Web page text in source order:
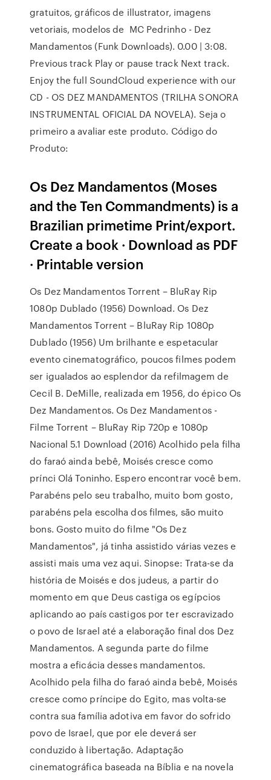
gratuitos, gráficos de illustrator, imagens
vetoriais, modelos de MC Pedrinho - Dez
Mandamentos (Funk Downloads). 0.00 | 3:08.
Previous track Play or pause track Next track.
Enjoy the full SoundCloud experience with our
CD - OS DEZ MANDAMENTOS (TRILHA SONORA
INSTRUMENTAL OFICIAL DA NOVELA). Seja o
primeiro a avaliar este produto. Código do
Produto:
Os Dez Mandamentos (Moses
and the Ten Commandments) is a
Brazilian primetime Print/export.
Create a book · Download as PDF
· Printable version
Os Dez Mandamentos Torrent – BluRay Rip
1080p Dublado (1956) Download. Os Dez
Mandamentos Torrent – BluRay Rip 1080p
Dublado (1956) Um brilhante e espetacular
evento cinematográfico, poucos filmes podem
ser igualados ao esplendor da refilmagem de
Cecil B. DeMille, realizada em 1956, do épico Os
Dez Mandamentos. Os Dez Mandamentos -
Filme Torrent – BluRay Rip 720p e 1080p
Nacional 5.1 Download (2016) Acolhido pela filha
do faraó ainda bebê, Moisés cresce como
prínci Olá Toninho. Espero encontrar você bem.
Parabéns pelo seu trabalho, muito bom gosto,
parabéns pela escolha dos filmes, são muito
bons. Gosto muito do filme "Os Dez
Mandamentos", já tinha assistido várias vezes e
assisti mais uma vez aqui. Sinopse: Trata-se da
história de Moisés e dos judeus, a partir do
momento em que Deus castiga os egípcios
aplicando ao país castigos por ter escravizado
o povo de Israel até a elaboração final dos Dez
Mandamentos. A segunda parte do filme
mostra a eficácia desses mandamentos.
Acolhido pela filha do faraó ainda bebê, Moisés
cresce como príncipe do Egito, mas volta-se
contra sua família adotiva em favor do sofrido
povo de Israel, que por ele deverá ser
conduzido à libertação. Adaptação
cinematográfica baseada na Bíblia e na novela